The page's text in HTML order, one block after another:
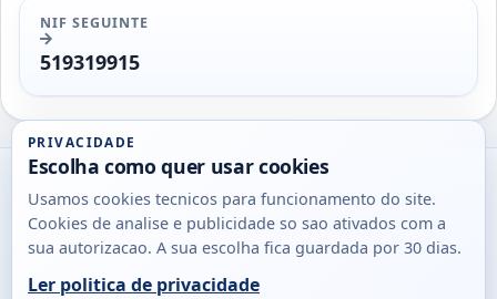
NIF SEGUINTE
519319915
Utils
DB
Consultas
para
PRIVACIDADE
Escolha como quer usar cookies
Usamos cookies tecnicos para funcionamento do site.
Cookies de analise e publicidade so sao ativados com a
sua autorizacao. A sua escolha fica guardada por 30 dias.
Ler politica de privacidade